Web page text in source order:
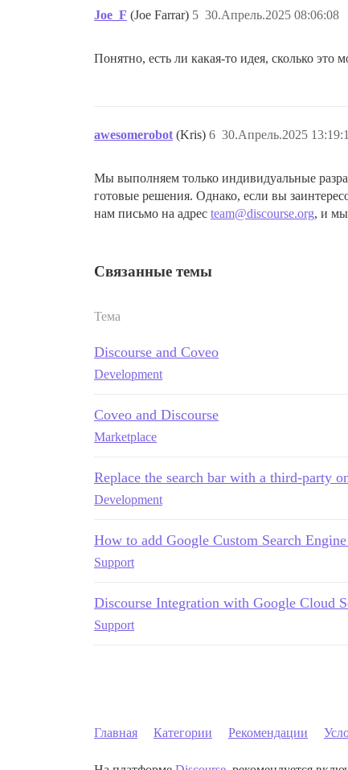
Joe_F (Joe Farrar) 30.Апрель.2025 08:06:08
5
Понятно, есть ли какая-то идея, сколько это
awesomerobot (Kris) 30.Апрель.2025
6
Мы выполняем только индивидуальные
готовые решения. Однако, если вы
нам письмо на адрес team@discourse.org, и
Связанные темы
Тема
Discourse and Coveo
Development
Coveo and Discourse
Marketplace
Replace the search bar with a third-party
Development
How to add Google Custom Search
Support
Discourse Integration with Google Cloud
Support
Главная Категории Рекомендации